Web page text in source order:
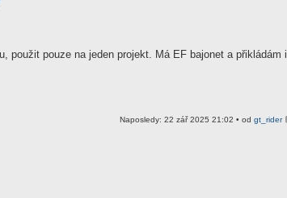
použit pouze na jeden projekt. Má EF bajonet a přikládám i
Naposledy: 22 zář 2025 21:02 • odgt_rider